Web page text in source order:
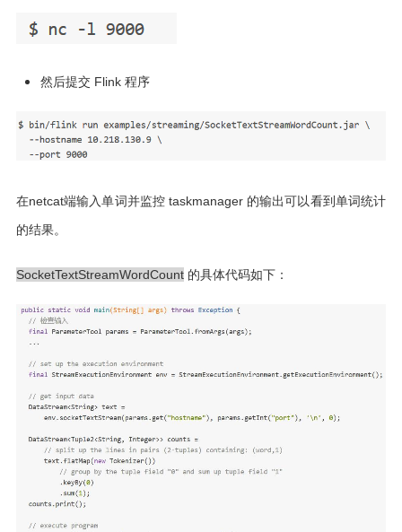
然后提交 Flink 程序
在netcat端输入单词并监控 taskmanager 的输出可以看到单词统计
的结果。
SocketTextStreamWordCount 的具体代码如下：